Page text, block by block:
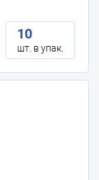
10
шт. в упак.